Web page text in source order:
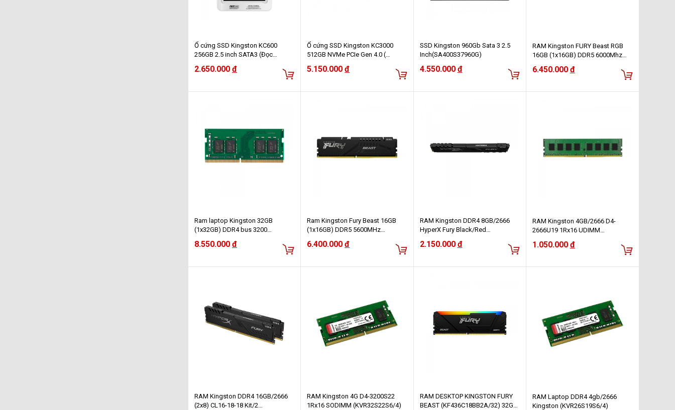
Ổ cứng SSD Kingston KC600
256GB 2.5 inch SATA3 (Đọc
(KC600/256GB)
2.650.000 đ
Ổ cứng SSD Kingston KC3000
512GB NVMe PCIe Gen 4.0 (
5.150.000đ
SSD Kingston 960Gb Sata 3 2.5
Inch(SA400S37960G)
4.550.000 đ
RAM Kingston FURY Beast RGB
16GB (1x16GB) DDR5 6000Mhz
EXPO+INTEL XMP)
6.450.000 đ
Ram laptop Kingston 32GB
(1x32GB) DDR4 bus 3200
8.550.000 đ
Ram Kingston Fury Beast 16GB
(1x16GB) DDR5 5600MHz
6.400.000đ
RAM Kingston DDR4 8GB/2666
HyperX Fury Black/Red
2.150.000 đ
RAM Kingston 4GB/2666 D4-
2666U19 1Rx16 UDIMM
1.050.000 đ
RAM Kingston DDR4 16GB/2666
(2x8) CL16-18-18 Kit/2
RAM Kingston 4G D4-3200S22
1Rx16 SODIMM (KVR32S22S6/4)
RAM DESKTOP KINGSTON FURY
BEAST (KF436C18BB2A/32) 32GB
RAM Laptop DDR4 4gb/2666
Kingston (KVR26S19S6/4)